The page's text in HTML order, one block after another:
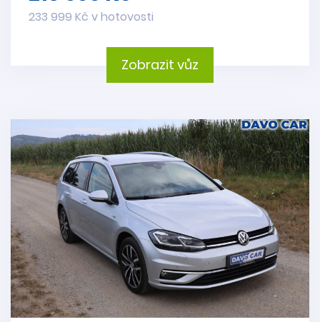
233 999 Kč v hotovosti
Zobrazit vůz